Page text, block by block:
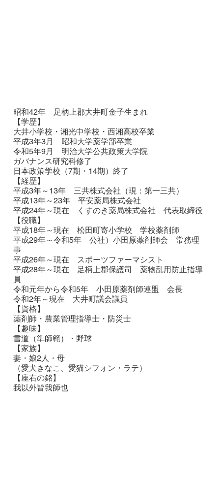
昭和42年 足柄上郡大井町金子生まれ
【学歴】
大井小学校・湘光中学校・西湘高校卒業
平成3年3月 昭和大学薬学部卒業
令和5年9月 明治大学公共政策大学院
ガバナンス研究科修了
日本政策学校（7期・14期）終了
【経歴】
平成3年～13年 三共株式会社（現：第一三共）
平成13年～23年 平安薬局株式会社
平成24年～現在 くすのき薬局株式会社 代表取締役
【役職】
平成18年～現在 松田町寄小学校 学校薬剤師
平成29年～令和5年 公社）小田原薬剤師会 常務理
事
平成26年～現在 スポーツファーマシスト
平成28年～現在 足柄上郡保護司 薬物乱用防止指導
員
令和元年から令和5年 小田原薬剤師連盟 会長
令和2年～現在 大井町議会議員
【資格】
薬剤師・農業管理指導士・防災士
【趣味】
書道（準師範）・野球
【家族】
妻・娘2人・母
（愛犬きなこ、愛猫シフォン・ラテ）
【座右の銘】
我以外皆我師也